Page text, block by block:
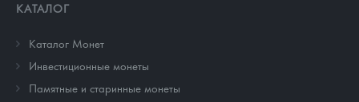
КАТАЛОГ
Каталог Монет
Инвестиционные монеты
Памятные и старинные монеты